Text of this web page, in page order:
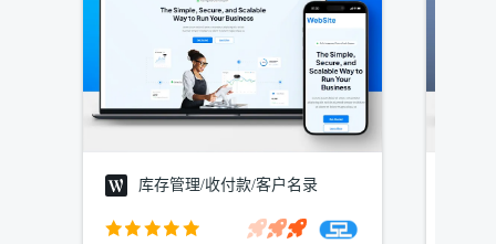
库存管理/收付款/客户名录